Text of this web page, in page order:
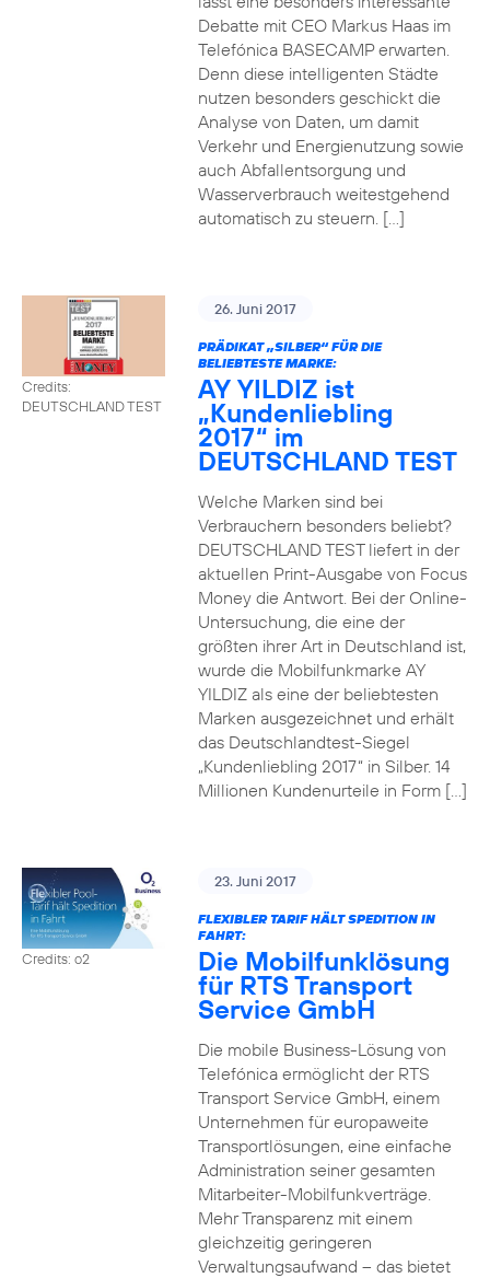
Debatte mit CEO Markus Haas im
Telefónica BASECAMP erwarten.
Denn diese intelligenten Städte
nutzen besonders geschickt die
Analyse von Daten, um damit
Verkehr und Energienutzung sowie
auch Abfallentsorgung und
Wasserverbrauch weitestgehend
automatisch zu steuern. […]
Credits:
DEUTSCHLAND TEST
26. Juni 2017
PRÄDIKAT „SILBER“ FÜR DIE
BELIEBTESTE MARKE:
AY YILDIZ ist
„Kundenliebling
2017“ im
DEUTSCHLAND TEST
Welche Marken sind bei
Verbrauchern besonders beliebt?
DEUTSCHLAND TEST liefert in der
aktuellen Print-Ausgabe von Focus
Money die Antwort. Bei der Online-
Untersuchung, die eine der
größten ihrer Art in Deutschland ist,
wurde die Mobilfunkmarke AY
YILDIZ als eine der beliebtesten
Marken ausgezeichnet und erhält
das Deutschlandtest-Siegel
„Kundenliebling 2017“ in Silber. 14
Millionen Kundenurteile in Form […]
Credits: o2
23. Juni 2017
FLEXIBLER TARIF HÄLT SPEDITION IN
FAHRT:
Die Mobilfunklösung
für RTS Transport
Service GmbH
Die mobile Business-Lösung von
Telefónica ermöglicht der RTS
Transport Service GmbH, einem
Unternehmen für europaweite
Transportlösungen, eine einfache
Administration seiner gesamten
Mitarbeiter-Mobilfunkverträge.
Mehr Transparenz mit einem
gleichzeitig geringeren
Verwaltungsaufwand – das bietet